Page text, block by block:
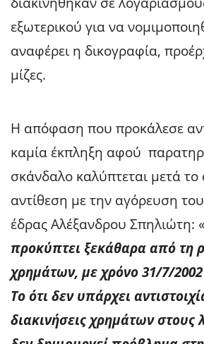
εξωτερικού για να
αναφέρει η δικογραφία,
μίζες.
Η απόφαση που προκάλεσε
καμία έκπληξη αφού
σκάνδαλο καλύπτεται μετά το
αντίθεση με την αγόρευση
έδρας Αλέξανδρου Σπηλιώτη: «
προκύπτει ξεκάθαρα από τη
χρημάτων, με χρόνο 31/7/
Το ότι δεν υπάρχει
διακινήσεις χρημάτων στους